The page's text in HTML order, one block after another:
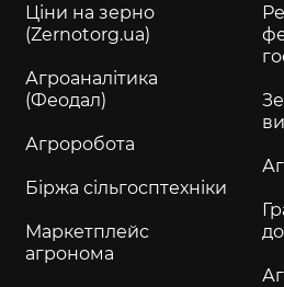
Ціни на зерно
(Zernotorg.ua)
Агроаналітика
(Феодал)
Агроробота
Біржа сільгосптехніки
Маркетплейс
агронома